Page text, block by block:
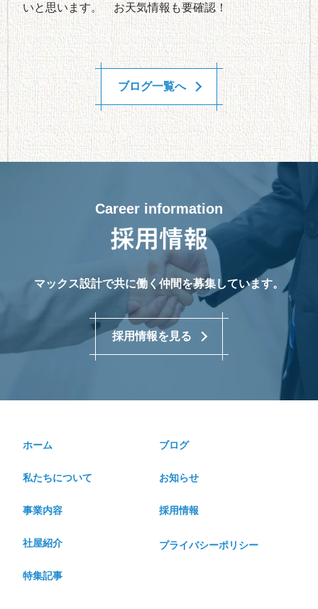
いと思います。 お天気情報も要確認！
ブログ一覧へ
Career information
マックス設計で共に働く仲間を募集しています。
採用情報を見る
ホーム
私たちについて
社屋紹介
事業内容
特集記事
ブログ
お知らせ
採用情報
プライバシーポリシー